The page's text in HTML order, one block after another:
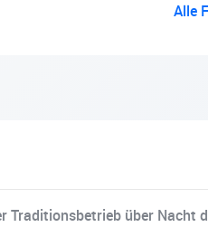
Alle
Traditionsbetrieb über